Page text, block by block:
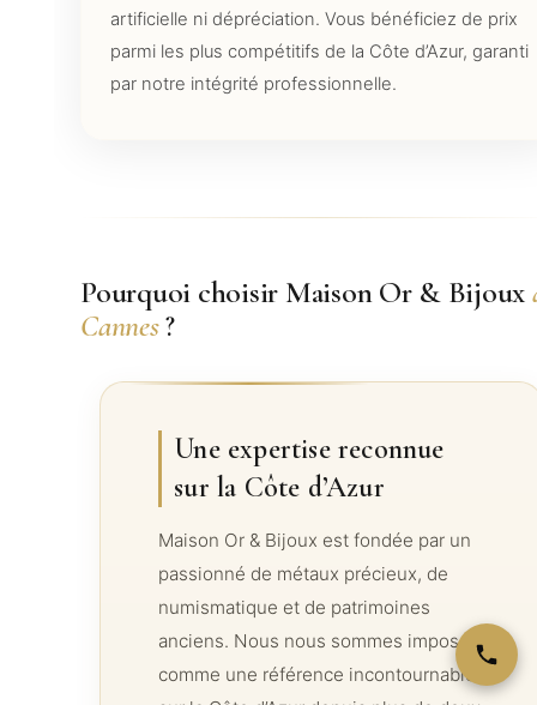
artificielle ni dépréciation. Vous bénéficiez de prix
parmi les plus compétitifs de la Côte d’Azur, garanti
par notre intégrité professionnelle.
Pourquoi choisir Maison Or & Bijoux
Cannes?
Une expertise reconnue
sur la Côte d’Azur
Maison Or & Bijoux est fondée par un
passionné de métaux précieux, de
numismatique et de patrimoines
anciens. Nous nous sommes imposés
comme une référence incontournable